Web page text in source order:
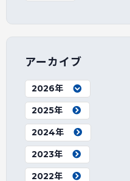
アーカイブ
2026年
2025年
2024年
2023年
2022年